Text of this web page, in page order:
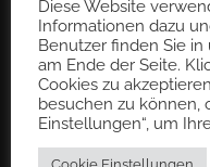
Diese Website
Informationen dazu
Benutzer finden Sie
am Ende der Seite.
Cookies zu
besuchen zu können,
Einstellungen“, um
Cookie Einstellungen